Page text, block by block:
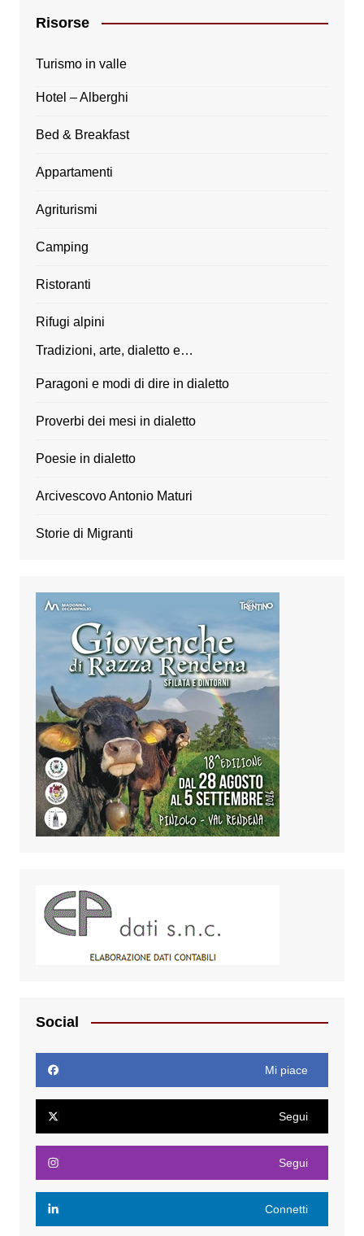
Risorse
Turismo in valle
Hotel – Alberghi
Bed & Breakfast
Appartamenti
Agriturismi
Camping
Ristoranti
Rifugi alpini
Tradizioni, arte, dialetto e…
Paragoni e modi di dire in dialetto
Proverbi dei mesi in dialetto
Poesie in dialetto
Arcivescovo Antonio Maturi
Storie di Migranti
Social
Mi piace
Segui
Segui
Connetti